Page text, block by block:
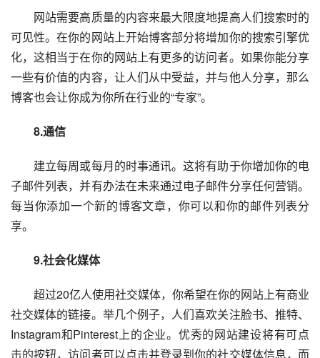
网站需要高质量的内容来最大限度地提高人们搜索时的
可见性。在你的网站上开始博客部分将增加你的搜索引擎优
化，这相当于在你的网站上有更多的访问者。如果你能分享
一些有价值的内容，让人们从中受益，并与他人分享，那么
博客也会让你成为你所在行业的“专家”。
8.通信
建立每周或每月的时事通讯。这将有助于你增加你的电
子邮件列表，并有办法在未来通过电子邮件分享任何营销。
每当你添加一个新的博客文章，你可以和你的邮件列表分
享。
9.社会化媒体
超过20亿人使用社交媒体，你希望在你的网站上有商业
社交媒体的链接。举几个例子，人们喜欢关注脸书、推特、
Instagram和Pinterest上的企业。优秀的网站建设将有可点
击的按钮，访问者可以点击并登录到你的社交媒体信息，而